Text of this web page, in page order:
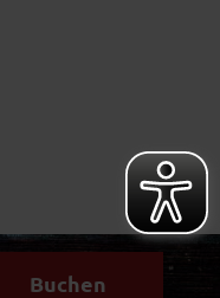
Buchen